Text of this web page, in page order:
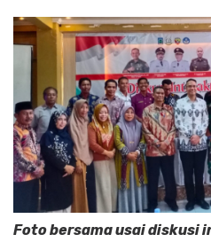
Foto bersama usai